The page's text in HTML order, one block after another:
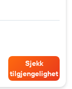
Sjekk
tilgjengelighet